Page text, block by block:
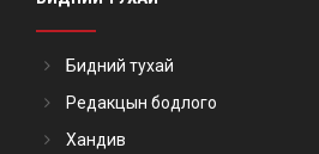
Бидний тухай
Редакцын бодлого
Хандив